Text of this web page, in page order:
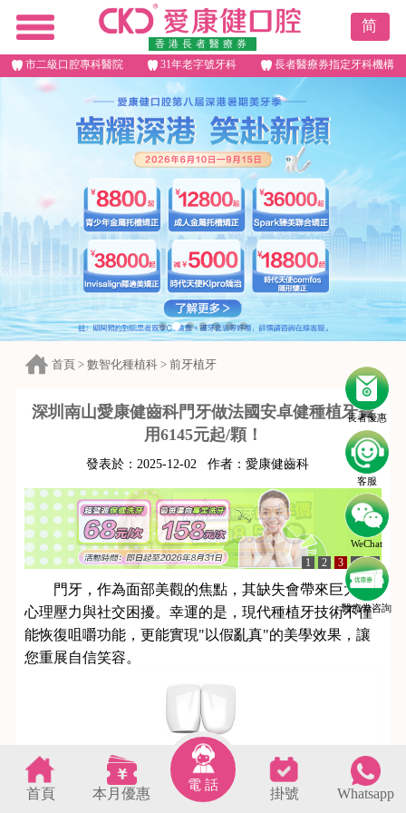
香港長者醫療券
简
市二級口腔專科醫院 31年老字號牙科 長者醫療券指定牙科機構
長者優惠
客服
WeChat
醫療劵咨詢
首頁 > 數智化種植科 > 前牙植牙
深圳南山愛康健齒科門牙做法國安卓健種植牙費
用6145元起/顆！
發表於： 2025-12-02 作者： 愛康健齒科
1 2 3 4 5
門牙，作為面部美觀的焦點，其缺失會帶來巨大的
心理壓力與社交困擾。幸運的是，現代種植牙技術不僅
能恢復咀嚼功能，更能實現"以假亂真"的美學效果，讓
您重展自信笑容。
首頁 本月優惠
電 話
掛號 Whatsapp